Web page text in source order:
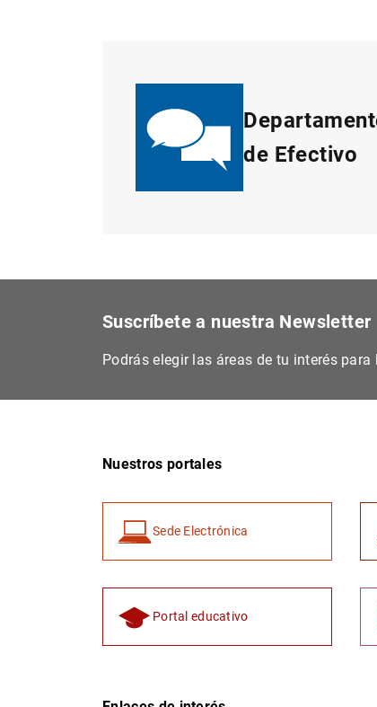
de Efectivo
Suscríbete a nuestra Newsletter
Podrás elegir las áreas de tu interés
Nuestros portales
Sede Electrónica
Portal educativo